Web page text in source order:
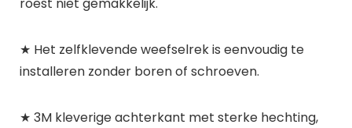
★ Het zelfklevende weefselrek is eenvoudig te
installeren zonder boren of schroeven.
★ 3M kleverige achterkant met sterke hechting,